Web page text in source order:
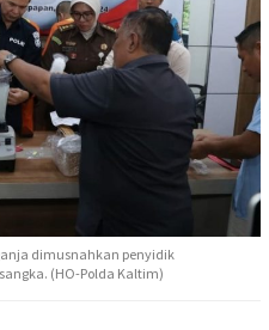
dimusnahkan penyidik
(HO-Polda Kaltim)